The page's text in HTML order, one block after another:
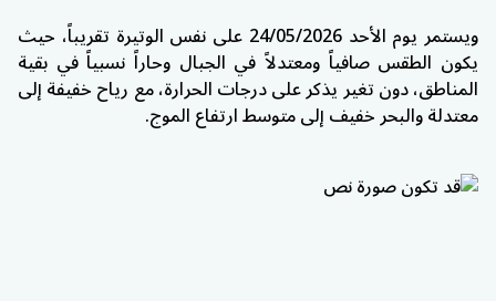
ويستمر يوم الأحد 24/05/2026 على نفس الوتيرة تقريباً، حيث
يكون الطقس صافياً ومعتدلاً في الجبال وحاراً نسبياً في بقية
المناطق، دون تغير يذكر على درجات الحرارة، مع رياح خفيفة إلى
معتدلة والبحر خفيف إلى متوسط ارتفاع الموج.